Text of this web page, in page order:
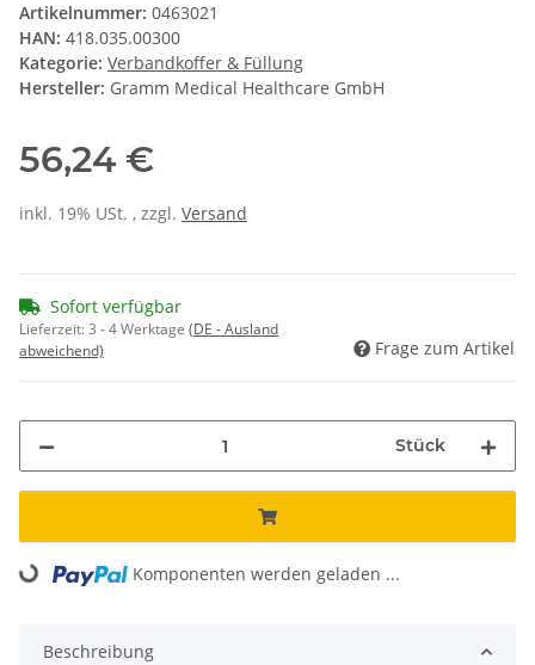
Artikelnummer: 0463021
HAN: 418.035.00300
Kategorie: Verbandkoffer & Füllung
Hersteller: Gramm Medical Healthcare GmbH
56,24 €
inkl. 19% USt. , zzgl. Versand
Sofort verfügbar
Lieferzeit:3 - 4 Werktage (DE - Ausland
abweichend)
Frage zum Artikel
Stück
Loading... Komponenten werden geladen ...
Beschreibung